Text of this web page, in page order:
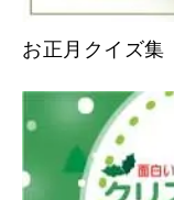
お正月クイズ集